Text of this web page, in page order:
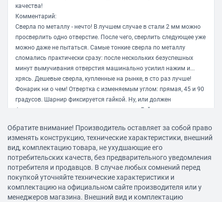
качества!
Комментарий:
Сверла по металлу - нечто! В лучшем случае в стали 2 мм можно
просверлить одно отверстие. После чего, сверлить следующее уже
можно даже не пытаться. Самые тонкие сверла по металлу
сломались практически сразу: после нескольких безуспешных
минут вымучивания отверстия машинально усилил нажим и...
хрясь. Дешевые сверла, купленные на рынке, в сто раз лучше!
Фонарик ни о чем! Отвертка с изменяемым углом: прямая, 45 и 90
градусов. Шарнир фиксируется гайкой. Ну, или должен
фиксироваться по задумке производителя. Гайка постоянно
срывается. Пару раз травмировал палец. Коронки на троечку.
Пользовался всего пару раз. Высверленный деревянный диск
застревает в ней намертво. Сравнивал с коронкой большего
диаметра, купленной отдельно, тоже не в пользу набора этого.
Уровень выше всяких похвал - очень удобный! Пользуюсь
постоянно. Легко откалибровал после падения с высоты 2,5 м.
Покупать целый набор только из-за уровня я бы подумал
Обратите внимание! Производитель оставляет за собой право
изменять конструкцию, технические характеристики, внешний
вид, комплектацию товара, не ухудшающие его
потребительских качеств, без предварительного уведомления
потребителя и продавцов. В случае любых сомнений перед
покупкой уточняйте технические характеристики и
комплектацию на официальном сайте производителя или у
менеджеров магазина. Внешний вид и комплектацию